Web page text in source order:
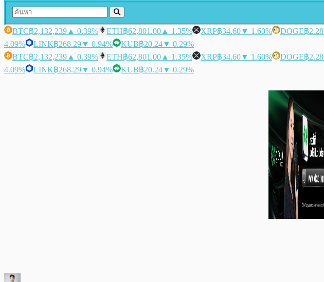
BTC฿2,132,239 ▲ 0.39% ETH฿62,801.00 ▲ 1.35% XRP฿34.60▼ 1.60% DOGE฿2.28
4.09%
LINK฿268.29▼ 0.94% KUB฿20.24▼ 0.29%
BTC฿2,132,239 ▲ 0.39% ETH฿62,801.00 ▲ 1.35% XRP฿34.60▼ 1.60% DOGE฿2.28
4.09%
LINK฿268.29▼ 0.94% KUB฿20.24▼ 0.29%